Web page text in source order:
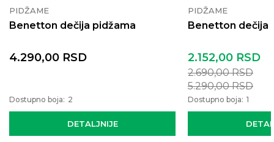
PIDŽAME
Benetton dečija pidžama
DETALJNIJE
4.290,00 RSD
Dostupno boja: 2
PIDŽAME
Benetton dečija
2.152,00 RSD
2.690,00RSD
5.290,00RSD
Dostupno boja: 1